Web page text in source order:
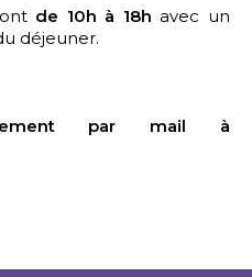
de 10h à 18h avec un
déjeuner.
par mail à